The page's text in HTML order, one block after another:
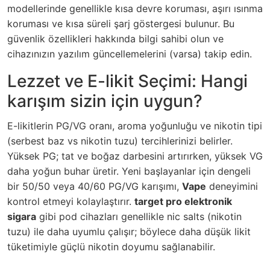
modellerinde genellikle kısa devre koruması, aşırı ısınma
koruması ve kısa süreli şarj göstergesi bulunur. Bu
güvenlik özellikleri hakkında bilgi sahibi olun ve
cihazınızın yazılım güncellemelerini (varsa) takip edin.
Lezzet ve E-likit Seçimi: Hangi
karışım sizin için uygun?
E-likitlerin PG/VG oranı, aroma yoğunluğu ve nikotin tipi
(serbest baz vs nikotin tuzu) tercihlerinizi belirler.
Yüksek PG; tat ve boğaz darbesini artırırken, yüksek VG
daha yoğun buhar üretir. Yeni başlayanlar için dengeli
bir 50/50 veya 40/60 PG/VG karışımı, Vape deneyimini
kontrol etmeyi kolaylaştırır. target pro elektronik
sigara gibi pod cihazları genellikle nic salts (nikotin
tuzu) ile daha uyumlu çalışır; böylece daha düşük likit
tüketimiyle güçlü nikotin doyumu sağlanabilir.